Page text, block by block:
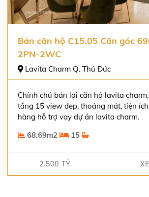
Bán căn hộ C15.05 Căn góc
2PN-2WC
Lavita Charm Q. Thủ Đức
Chính chủ bán lại căn hộ lavita
tầng 15 view đẹp, thoáng mát, tiện
hàng hỗ trợ vay dự án lavita charm.
68.69m2
15
2.500 TỶ